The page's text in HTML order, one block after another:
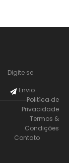
Envio
Politíca de
Privacidade
Termos &
Condições
Contato